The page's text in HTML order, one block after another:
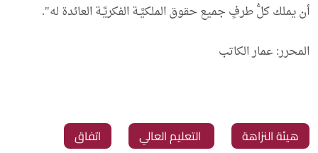
أن يملك كلُّ طرفٍ جميع حقوق الملكيَّـة الفكريَّـة العائدة له".
المحرر: عمار الكاتب
‏هيئة النزاهة ‏ التعليم العالي ‏اتفاق